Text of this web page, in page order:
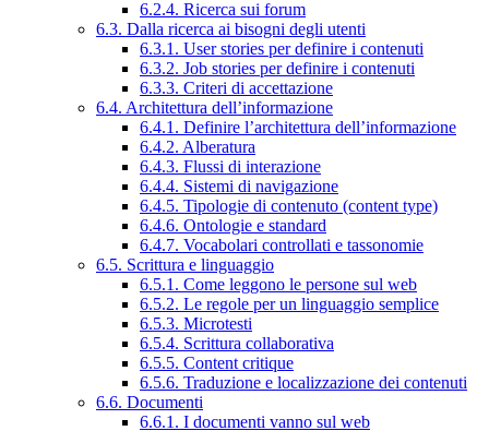
6.2.4. Ricerca sui forum
6.3. Dalla ricerca ai bisogni degli utenti
6.3.1. User stories per definire i contenuti
6.3.2. Job stories per definire i contenuti
6.3.3. Criteri di accettazione
6.4. Architettura dell’informazione
6.4.1. Definire l’architettura dell’informazione
6.4.2. Alberatura
6.4.3. Flussi di interazione
6.4.4. Sistemi di navigazione
6.4.5. Tipologie di contenuto (content type)
6.4.6. Ontologie e standard
6.4.7. Vocabolari controllati e tassonomie
6.5. Scrittura e linguaggio
6.5.1. Come leggono le persone sul web
6.5.2. Le regole per un linguaggio semplice
6.5.3. Microtesti
6.5.4. Scrittura collaborativa
6.5.5. Content critique
6.5.6. Traduzione e localizzazione dei contenuti
6.6. Documenti
6.6.1. I documenti vanno sul web